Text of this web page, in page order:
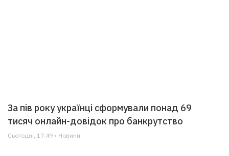
За пів року українці сформували понад 69
тисяч онлайн-довідок про банкрутство
Сьогодні, 17:49 • Новини